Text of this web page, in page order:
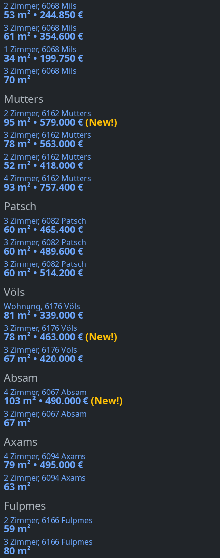
2 Zimmer, 6068 Mils
53 m² • 244.850 €
3 Zimmer, 6068 Mils
61 m² • 354.600 €
1 Zimmer, 6068 Mils
34 m² • 199.750 €
3 Zimmer, 6068 Mils
70 m²
Mutters
2 Zimmer, 6162 Mutters
95 m² • 579.000 €(New!)
3 Zimmer, 6162 Mutters
78 m² • 563.000 €
2 Zimmer, 6162 Mutters
52 m² • 418.000 €
4 Zimmer, 6162 Mutters
93 m² • 757.400 €
Patsch
3 Zimmer, 6082 Patsch
60 m² • 465.400 €
3 Zimmer, 6082 Patsch
60 m² • 489.600 €
3 Zimmer, 6082 Patsch
60 m² • 514.200 €
Völs
Wohnung, 6176 Völs
81 m² • 339.000 €
3 Zimmer, 6176 Völs
78 m² • 463.000 €(New!)
3 Zimmer, 6176 Völs
67 m² • 420.000 €
Absam
4 Zimmer, 6067 Absam
103 m² • 490.000 €(New!)
3 Zimmer, 6067 Absam
67 m²
Axams
4 Zimmer, 6094 Axams
79 m² • 495.000 €
2 Zimmer, 6094 Axams
63 m²
Fulpmes
2 Zimmer, 6166 Fulpmes
59 m²
3 Zimmer, 6166 Fulpmes
80 m²